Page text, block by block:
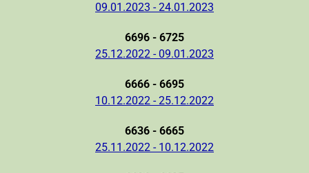
09.01.2023 - 24.01.2023
6696 - 6725
25.12.2022 - 09.01.2023
6666 - 6695
10.12.2022 - 25.12.2022
6636 - 6665
25.11.2022 - 10.12.2022